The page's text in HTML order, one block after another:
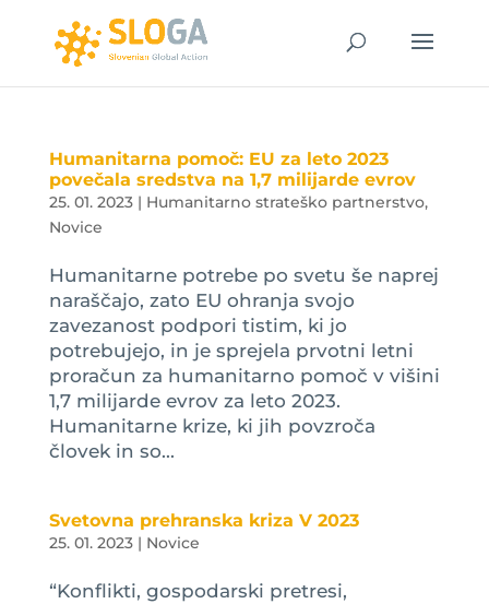
Humanitarna pomoč: EU za leto 2023
povečala sredstva na 1,7 milijarde evrov
25. 01. 2023| Humanitarno strateško partnerstvo,
Novice
Humanitarne potrebe po svetu še naprej
naraščajo, zato EU ohranja svojo
zavezanost podpori tistim, ki jo
potrebujejo, in je sprejela prvotni letni
proračun za humanitarno pomoč v višini
1,7 milijarde evrov za leto 2023.
Humanitarne krize, ki jih povzroča
človek in so...
Svetovna prehranska kriza V 2023
25. 01. 2023| Novice
“Konflikti, gospodarski pretresi,